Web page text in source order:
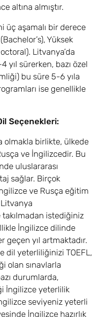
altına almıştır.
üç aşamalı bir derece
Yüksek
Litvanya’da
yıl sürerken, bazı özel
bu süre 5-6 yıla
ise genellikle
Seçenekleri:
olmakla birlikte, ülkede
ve İngilizcedir. Bu
uluslararası
sağlar. Birçok
ve Rusça eğitim
istediğiniz
İngilizce dilinde
geçen yıl artmaktadır.
dil yeterliliğinizi TOEFL,
olan sınavlarla
durumlarda,
İngilizce yeterlilik
seviyeniz yeterli
İngilizce hazırlık